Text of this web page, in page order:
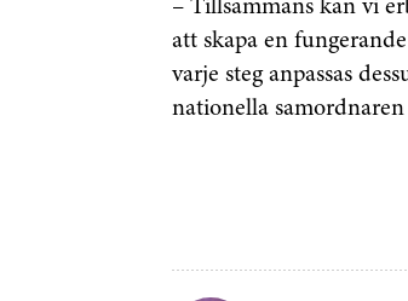
– Tillsammans kan vi
att skapa en
varje steg anpassas
nationella